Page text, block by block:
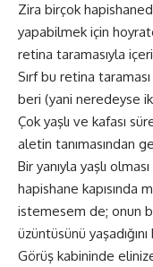
Zira birçok
yapabilmek için
retina taramasıyla
Sırf bu retina
beri (yani neredeyse
Çok yaşlı ve kafası
aletin tanımasından
Bir yanıyla yaşlı
hapishane kapısında
istemesem de; onun
üzüntüsünü
Görüş kabininde